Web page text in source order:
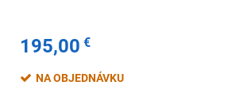
195,00 €
NA OBJEDNÁVKU